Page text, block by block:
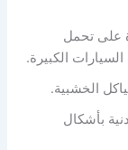
على تحمل
الكبيرة.
الخشبية.
بأشكال